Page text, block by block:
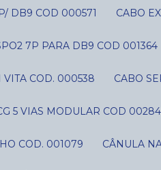
DB9 COD 000571 CABO
7P PARA DB9 COD 001364
VITA COD. 000538 CABO
5 VIAS MODULAR COD
COD. 001079 CÂNULA